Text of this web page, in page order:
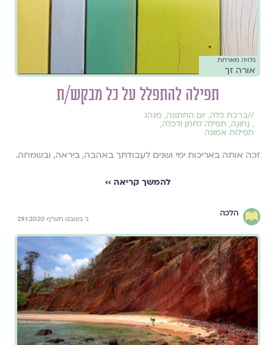
גלויה מארחת
אורה זך
תפילה להתפלל על כל מבקש/ת
//ברכת כלה, יום החתונה, מנהג
, נָחוּגָה, תפילה לחתן ולכלה,
תפילות אמונה
זכה אותה באריכות ימי ושנים לעבודתך באהבה, ביראה, ובשמחה.
להמשך קריאה ››
הלכה
ג' בשבט תש"ף 29.1.2020